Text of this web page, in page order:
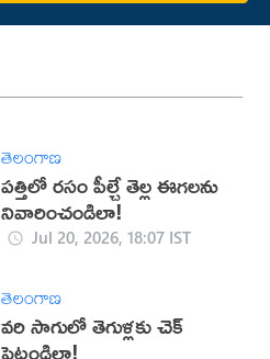
తెలంగాణ
పత్తిలో రసం పీల్చే తెల్ల ఈగలను
నివారించండిలా!
Jul 20, 2026, 18:07 IST
తెలంగాణ
వరి సాగులో తెగుళ్లకు చెక్